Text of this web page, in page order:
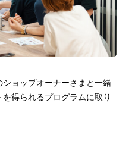
ョップオーナーさまと一緒
得られるプログラムに取り